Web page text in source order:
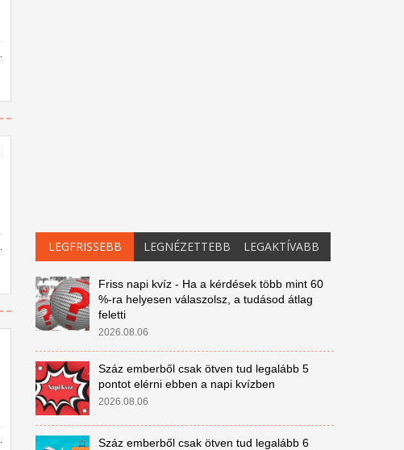
LEGFRISSEBB LEGNÉZETTEBB LEGAKTÍVABB
Friss napi kvíz - Ha a kérdések több mint 60
%-ra helyesen válaszolsz, a tudásod átlag
feletti
2026.08.06
Száz emberből csak ötven tud legalább 5
pontot elérni ebben a napi kvízben
2026.08.06
Száz emberből csak ötven tud legalább 6